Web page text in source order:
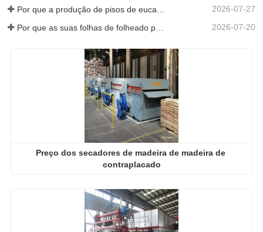
2026-07-27
Por que as suas folhas de folheado perfeitamente secas re-humedeceram? 2026-07-20
Preço dos secadores de madeira de madeira de
contraplacado